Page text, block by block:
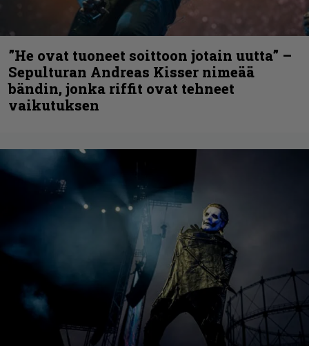
”He ovat tuoneet soittoon jotain uutta” –
Sepulturan Andreas Kisser nimeää
bändin, jonka riffit ovat tehneet
vaikutuksen